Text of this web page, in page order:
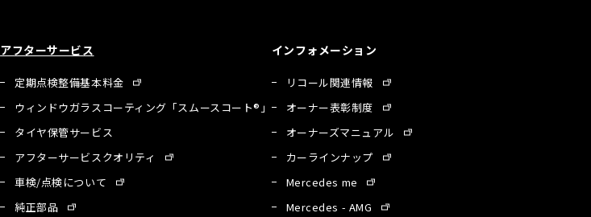
アフターサービス
定期点検整備基本料金
ウィンドウガラスコーティング「スムースコート®」
タイヤ保管サービス
アフターサービスクオリティ
車検/点検について
純正部品
インフォメーション
リコール関連情報
オーナー表彰制度
オーナーズマニュアル
カーラインナップ
Mercedes me
Mercedes - AMG